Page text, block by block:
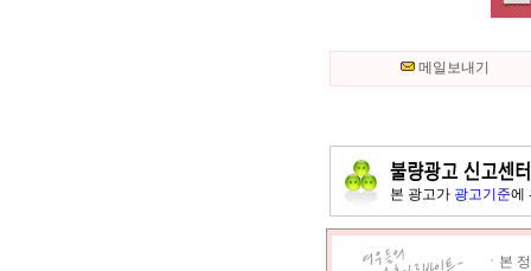
메일보내기
본 광고가 광고기준에
ㆍ본